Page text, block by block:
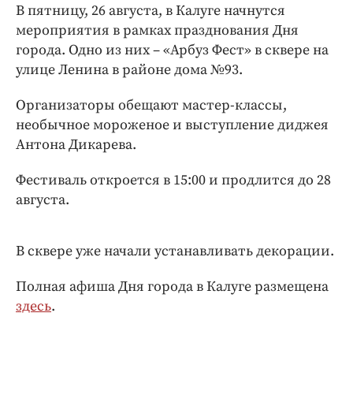
Экономика и бизнес
ПРОЕКТЫ
Блоги
Медиаперсона
Интересное чтиво
Бренд года
В пятницу, 26 августа, в Калуге начнутся
мероприятия в рамках празднования Дня
города. Одно из них – «Арбуз Фест» в сквере на
улице Ленина в районе дома №93.
Организаторы обещают мастер-классы,
необычное мороженое и выступление диджея
Антона Дикарева.
Фестиваль откроется в 15:00 и продлится до 28
августа.
В сквере уже начали устанавливать декорации.
Полная афиша Дня города в Калуге размещена
здесь.